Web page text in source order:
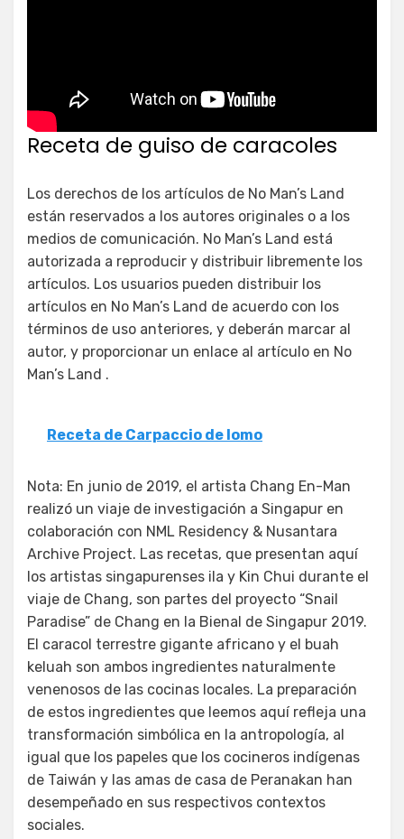
Receta de guiso de caracoles
Los derechos de los artículos de No Man’s Land
están reservados a los autores originales o a los
medios de comunicación. No Man’s Land está
autorizada a reproducir y distribuir libremente los
artículos. Los usuarios pueden distribuir los
artículos en No Man’s Land de acuerdo con los
términos de uso anteriores, y deberán marcar al
autor, y proporcionar un enlace al artículo en No
Man’s Land .
Receta de Carpaccio de lomo
Nota: En junio de 2019, el artista Chang En-Man
realizó un viaje de investigación a Singapur en
colaboración con NML Residency & Nusantara
Archive Project. Las recetas, que presentan aquí
los artistas singapurenses ila y Kin Chui durante el
viaje de Chang, son partes del proyecto “Snail
Paradise” de Chang en la Bienal de Singapur 2019.
El caracol terrestre gigante africano y el buah
keluah son ambos ingredientes naturalmente
venenosos de las cocinas locales. La preparación
de estos ingredientes que leemos aquí refleja una
transformación simbólica en la antropología, al
igual que los papeles que los cocineros indígenas
de Taiwán y las amas de casa de Peranakan han
desempeñado en sus respectivos contextos
sociales.